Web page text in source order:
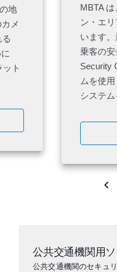
地
メ
ト
MBTA
ン・エ
います
乗客の安
Security
ムを使
システ
公共交通機関用
公共交通機関のセキュ